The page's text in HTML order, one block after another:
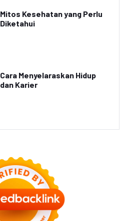
Mitos Kesehatan yang Perlu
Diketahui
Cara Menyelaraskan Hidup
dan Karier